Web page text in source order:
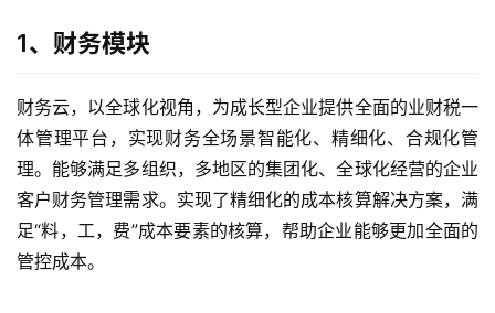
1、财务模块
财务云，以全球化视角，为成长型企业提供全面的业财税一
体管理平台，实现财务全场景智能化、精细化、合规化管
理。能够满足多组织，多地区的集团化、全球化经营的企业
客户财务管理需求。实现了精细化的成本核算解决方案，满
足“料，工，费”成本要素的核算，帮助企业能够更加全面的
管控成本。